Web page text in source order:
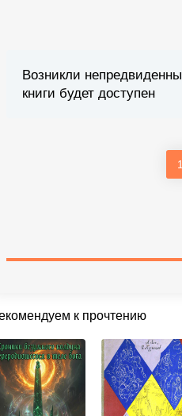
Возникли
книги будет доступен
1
к прочтению